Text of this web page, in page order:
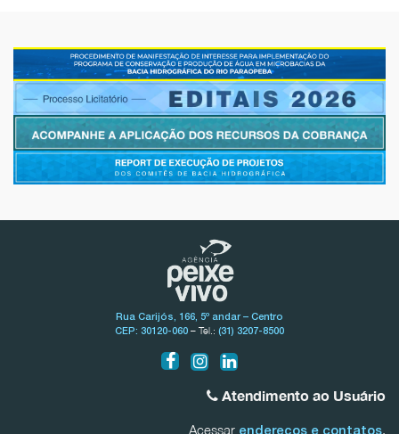
Rua Carijós, 166, 5º andar – Centro
CEP: 30120-060 – Tel.: (31) 3207-8500
Atendimento ao Usuário
Acessar endereços e contatos